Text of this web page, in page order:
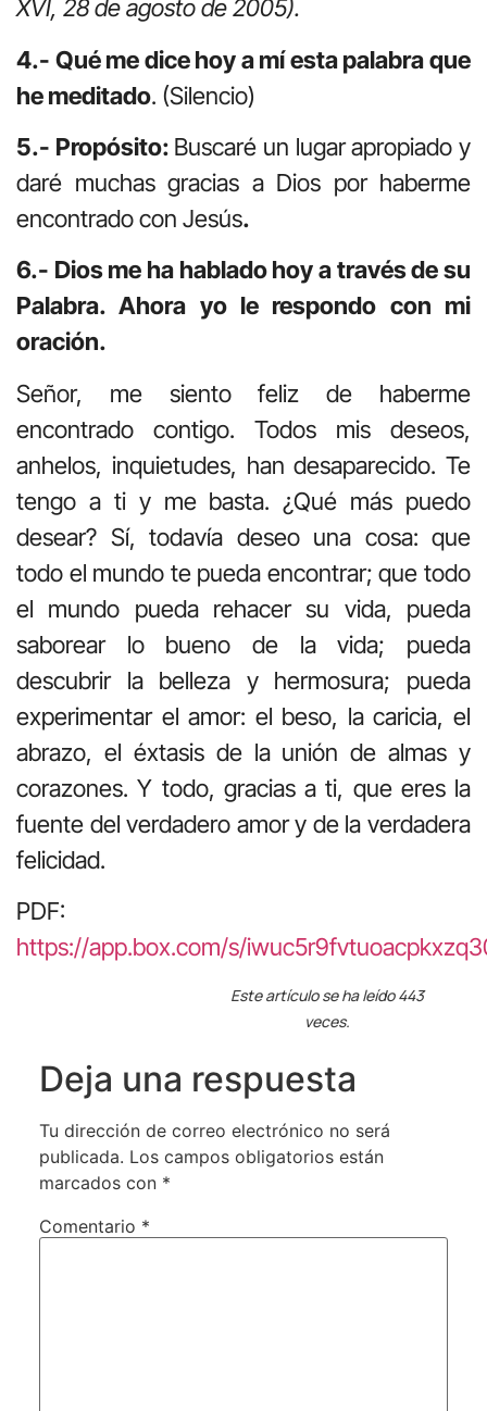
XVI, 28 de agosto de 2005).
4.- Qué me dice hoy a mí esta palabra que
he meditado. (Silencio)
5.- Propósito: Buscaré un lugar apropiado y
daré muchas gracias a Dios por haberme
encontrado con Jesús.
6.- Dios me ha hablado hoy a través de su
Palabra. Ahora yo le respondo con mi
oración.
Señor, me siento feliz de haberme
encontrado contigo. Todos mis deseos,
anhelos, inquietudes, han desaparecido. Te
tengo a ti y me basta. ¿Qué más puedo
desear? Sí, todavía deseo una cosa: que
todo el mundo te pueda encontrar; que todo
el mundo pueda rehacer su vida, pueda
saborear lo bueno de la vida; pueda
descubrir la belleza y hermosura; pueda
experimentar el amor: el beso, la caricia, el
abrazo, el éxtasis de la unión de almas y
corazones. Y todo, gracias a ti, que eres la
fuente del verdadero amor y de la verdadera
felicidad.
PDF:
https://app.box.com/s/
Este artículo se ha leído 443
veces.
Deja una respuesta
Tu dirección de correo electrónico no será
publicada. Los campos obligatorios están
marcados con *
Comentario *